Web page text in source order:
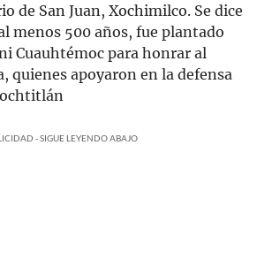
de San Juan, Xochimilco. Se dice
menos 500 años, fue plantado
Cuauhtémoc para honrar al
quienes apoyaron en la defensa
- SIGUE LEYENDO ABAJO